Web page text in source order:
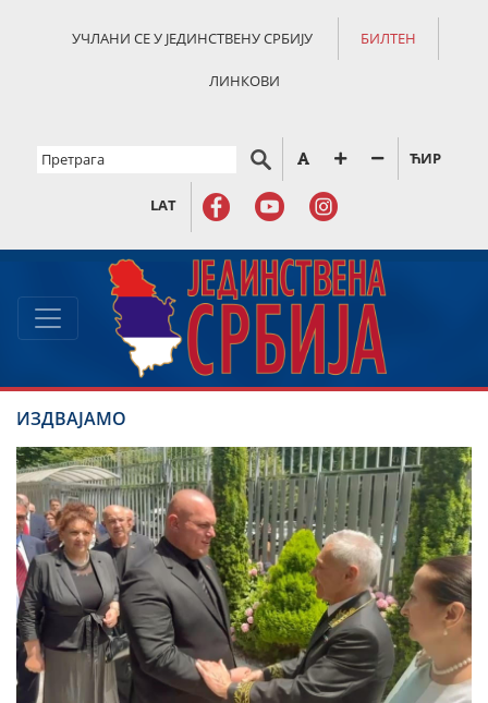
УЧЛАНИ СЕ У ЈЕДИНСТВЕНУ СРБИЈУ БИЛТЕН
ЛИНКОВИ
ЋИР
LAT
ИЗДВАЈАМО